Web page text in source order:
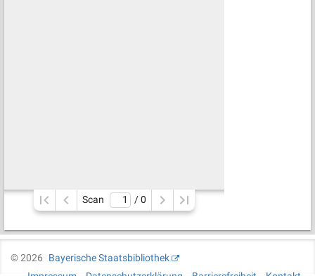
Scan / 0
©2026
Bayerische Staatsbibliothek